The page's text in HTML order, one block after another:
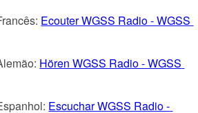
Ecouter WGSS Radio - WGSS
Hören WGSS Radio - WGSS
Escuchar WGSS Radio -